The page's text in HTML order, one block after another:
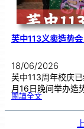
芙中113义卖造势
18/06/2026
芙中113周年校庆
月16日晚间举办造
閱讀全文:芙
1
1